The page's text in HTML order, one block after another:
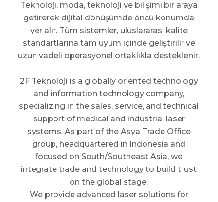
Teknoloji, moda, teknoloji ve bilişimi bir araya
getirerek dijital dönüşümde öncü konumda
yer alır. Tüm sistemler, uluslararası kalite
standartlarına tam uyum içinde geliştirilir ve
uzun vadeli operasyonel ortaklıkla desteklenir.
2F Teknoloji is a globally oriented technology
and information technology company,
specializing in the sales, service, and technical
support of medical and industrial laser
systems. As part of the Asya Trade Office
group, headquartered in Indonesia and
focused on South/Southeast Asia, we
integrate trade and technology to build trust
on the global stage.
We provide advanced laser solutions for